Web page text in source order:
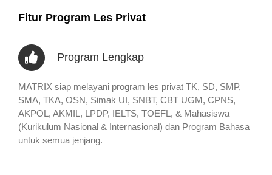
Fitur Program Les Privat
Program Lengkap
MATRIX siap melayani program les privat TK, SD, SMP,
SMA, TKA, OSN, Simak UI, SNBT, CBT UGM, CPNS,
AKPOL, AKMIL, LPDP, IELTS, TOEFL, & Mahasiswa
(Kurikulum Nasional & Internasional) dan Program Bahasa
untuk semua jenjang.